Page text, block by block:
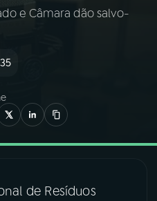
e Câmara dão salvo-
de Resíduos